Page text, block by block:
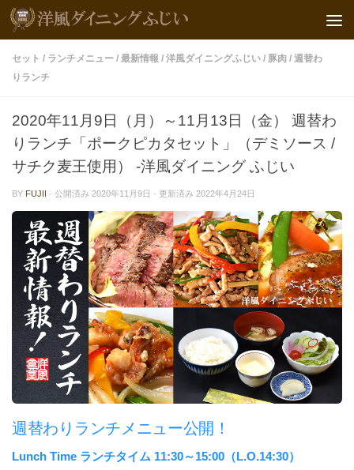
セット / ランチメニュー / 最新情報 / 洋風ダイニングふじい / 豚肉 / 週替わ
りランチ
2020年11月9日（月）～11月13日（金） 週替わ
りランチ「ポークピカタセット」（デミソース /
サチク麦王使用） -洋風ダイニング ふじい
BY FUJII · 公開済み 2020年11月9日 · 更新済み 2022年4月24日
週替わりランチメニュー公開！
Lunch Time ランチタイム 11:30～15:00（L.O.14:30）